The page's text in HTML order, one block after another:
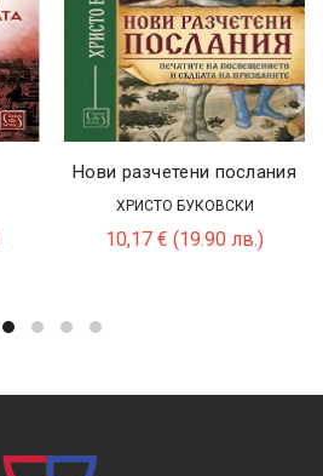
Нови разчетени послания
ХРИСТО БУКОВСКИ
10,17 € (19.90 лв.)